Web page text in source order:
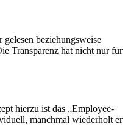
beziehungsweise
Transparenz hat nicht nur für
hierzu ist das „Employee-
manchmal wiederholt er